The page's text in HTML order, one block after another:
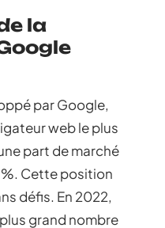
la
par Google,
web le plus
part de marché
Cette position
défis. En 2022,
grand nombre